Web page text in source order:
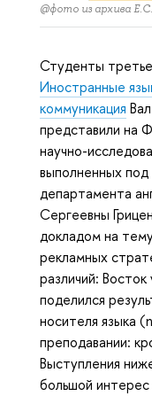
@фото из архива
Студенты
Иностранные
коммуникация
представили на
научно-
выполненных
департамента
Сергеевны
докладом на
рекламных
различий:
поделился
носителя языка
преподавании:
Выступления
большой